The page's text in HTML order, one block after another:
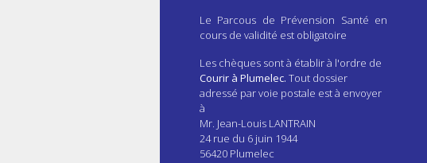
Le Parcous de Prévension Santé en
cours de validité est obligatoire
Les chèques sont à établir à l'ordre de
Courir à Plumelec. Tout dossier
adressé par voie postale est à envoyer
à
Mr. Jean-Louis LANTRAIN
24 rue du 6 juin 1944
56420 Plumelec